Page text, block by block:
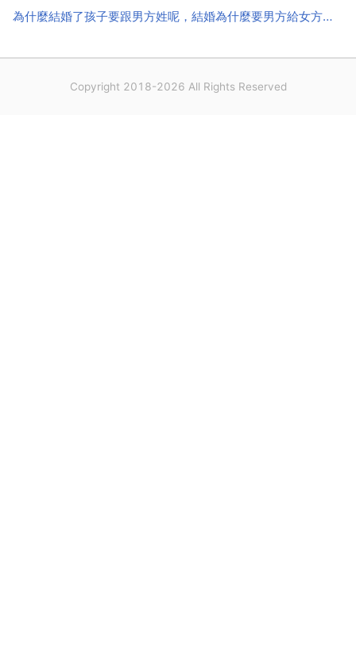
為什麼結婚了孩子要跟男方姓呢，結婚為什麼要男方給女方錢啊？
Copyright 2018-2026 All Rights Reserved